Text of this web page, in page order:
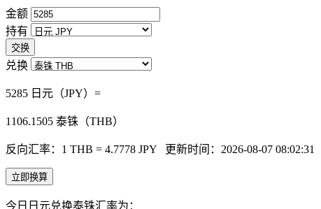
金额
持有
交换
兑换
5285 日元（JPY）=
1106.1505 泰铢（THB）
反向汇率：1 THB = 4.7778 JPY 更新时间：2026-08-07 08:02:31
立即换算
今日日元兑换泰铢汇率为：